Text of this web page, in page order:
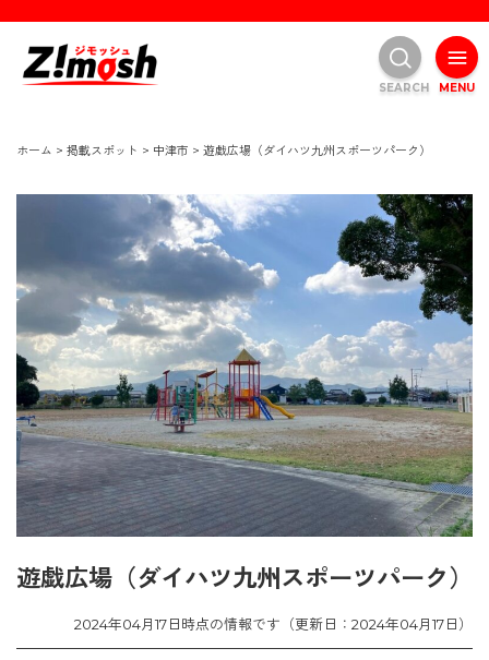
ホーム > 掲載スポット > 中津市 > 遊戯広場（ダイハツ九州スポーツパーク）
遊戯広場（ダイハツ九州スポーツパーク）
2024年04月17日時点の情報です（更新日：2024年04月17日）
MENU
SEARCH